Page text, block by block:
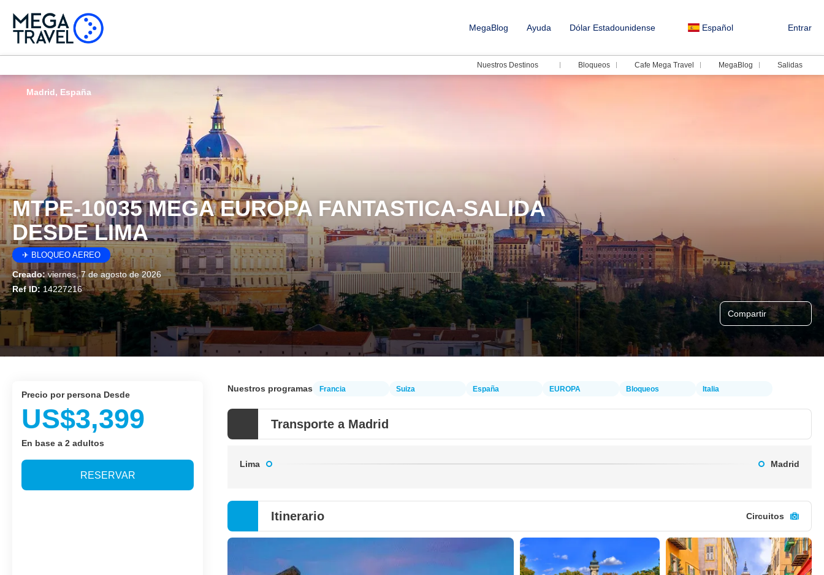
MegaBlog Ayuda Dólar Estadounidense Español Entrar
Nuestros Destinos Bloqueos Cafe Mega Travel MegaBlog Salidas
MTPE-10035 MEGA EUROPA FANTASTICA-SALIDA
DESDE LIMA
✈ BLOQUEO AEREO
Creado:viernes, 7 de agosto de 2026
Ref ID: 14227216
Compartir
Madrid, España
Nuestros programas Francia Suiza España EUROPA Bloqueos Italia
Transporte a Madrid
Lima Madrid
Itinerario Circuitos
precio por persona Desde
US$3,399
En base a 2 adultos
RESERVAR